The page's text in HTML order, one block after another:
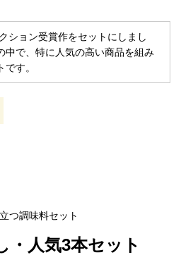
ション受賞作をセットにしまし
中で、特に人気の高い商品を組み
す。
つ調味料セット
人気3本セット